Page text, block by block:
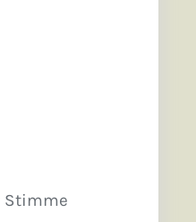
Stimme